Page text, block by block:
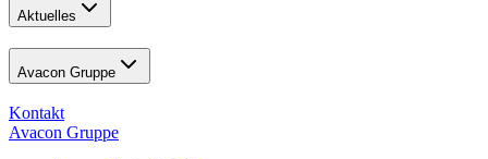
Aktuelles
Avacon Gruppe
Kontakt
Avacon Gruppe